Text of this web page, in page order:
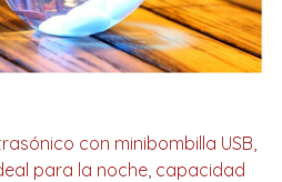
con minibombilla USB,
para la noche, capacidad